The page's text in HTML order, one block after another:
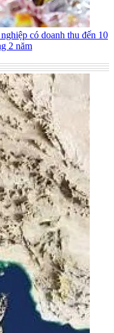
có doanh thu đến 10
2 năm